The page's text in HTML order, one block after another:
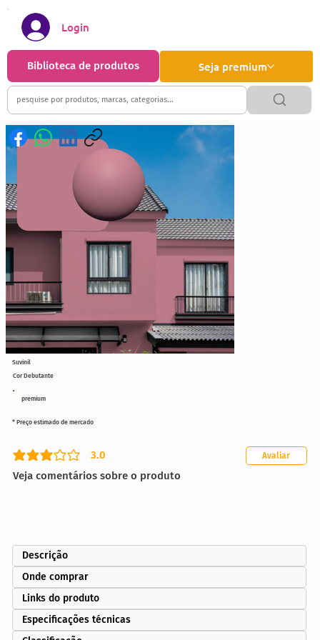
Seja premium
Biblioteca de produtos
Login
premium
Cor Debutante
3.0
classificação média é 3 de 5
Veja comentários sobre o produto
Avaliar
* Preço estimado de mercado
Suvinil
Descrição
Onde comprar
Links do produto
Especificações técnicas